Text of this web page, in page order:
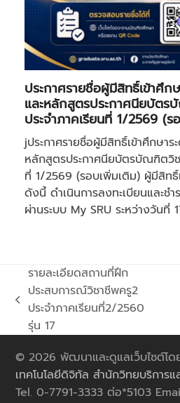
ประกาศรายชื่อผู้มีสิทธิ์เข้าศึ
และหลักสูตรประกาศนียบัต
ประจำภาคเรียนที่ 1/2569 (ร
jประกาศรายชื่อผู้มีสิทธิ์เข้าศึกษา
หลักสูตรประกาศนียบัตรบัณฑิตวิช
ที่ 1/2569 (รอบเพิ่มเติม) ผู้มีสิทธิ์
ดังนี้ ดำเนินการลงทะเบียนและชำ
ผ่านระบบ My SRU ระหว่างวันที่
previous
post:
รายละเอียดสถานที่ฝึก
ประสบการณ์วิชาชีพครู2
ประจำภาคเรียนที่2/2560
รุ่น 17
© 2026 พัฒนาและดูแลเว็บไซต์โด
เทคโนโลยีดิจิทัล สำนักวิทยบริการแ
Tel. 0-7791-3333 ต่อ*5103